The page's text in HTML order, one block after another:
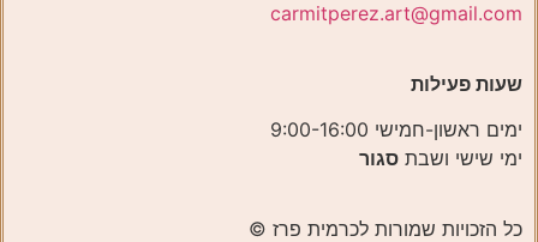
carmitperez.art@gmail.com
שעות פעילות
ימים ראשון-חמישי 9:00-16:00
ימי שישי ושבת סגור
כל הזכויות שמורות לכרמית פרז ©️